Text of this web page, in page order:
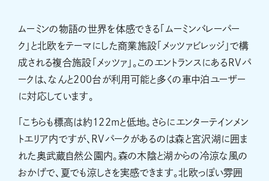
ムーミンの物語の世界を体感できる「ムーミンバレーパー
ク」と北欧をテーマにした商業施設「メッツァビレッジ」で構
成される複合施設「メッツァ」。このエントランスにあるRVパ
ークは、なんと200台が利用可能と多くの車中泊ユーザー
に対応しています。
「こちらも標高は約122mと低地。さらにエンターテインメン
トエリア内ですが、RVパークがあるのは森と宮沢湖に囲ま
れた奥武蔵自然公園内。森の木陰と湖からの冷涼な風の
おかげで、夏でも涼しさを実感できます。北欧っぽい雰囲